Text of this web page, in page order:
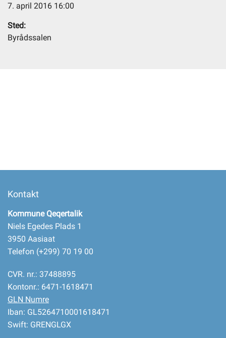
Job
7. april 2016 16:00
Sted:
Byrådssalen
Kontakt
Kommune Qeqertalik
Niels Egedes Plads 1
3950 Aasiaat
Telefon (+299) 70 19 00
CVR. nr.: 37488895
Kontonr.: 6471-1618471
GLN Numre
Iban: GL5264710001618471
Swift: GRENGLGX